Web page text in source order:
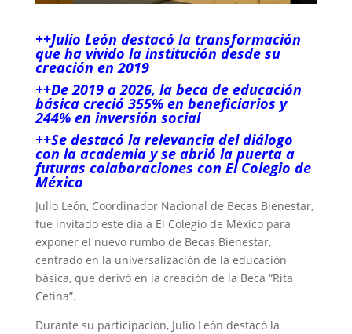
++Julio León destacó la transformación
que ha vivido la institución desde su
creación en 2019
++De 2019 a 2026, la beca de educación
básica creció 355% en beneficiarios y
244% en inversión social
++Se destacó la relevancia del diálogo
con la academia y se abrió la puerta a
futuras colaboraciones con El Colegio de
México
Julio León, Coordinador Nacional de Becas Bienestar,
fue invitado este día a El Colegio de México para
exponer el nuevo rumbo de Becas Bienestar,
centrado en la universalización de la educación
básica, que derivó en la creación de la Beca “Rita
Cetina”.
Durante su participación, Julio León destacó la